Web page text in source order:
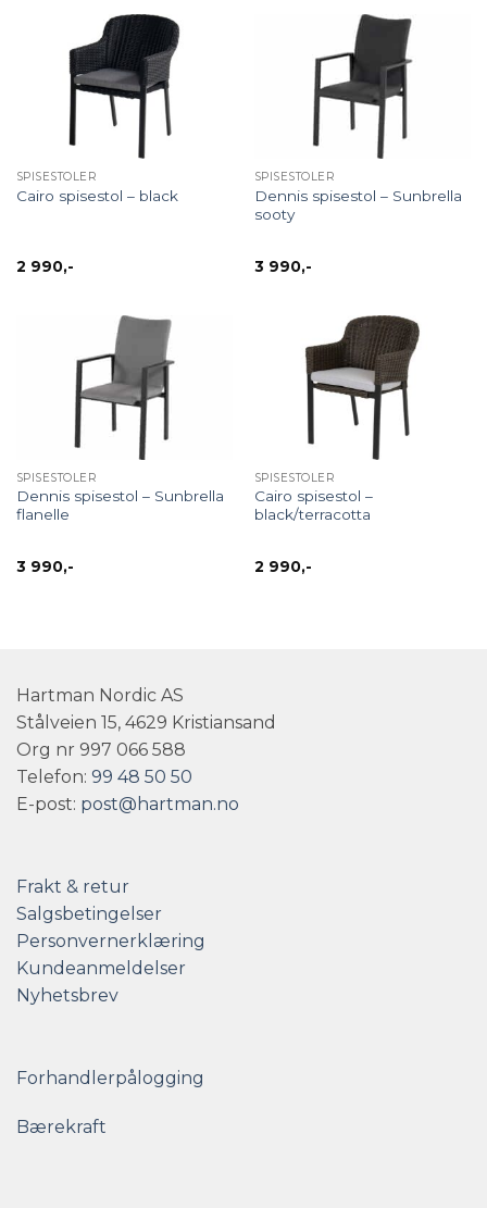
SPISESTOLER
Cairo spisestol – black
2 990,-
SPISESTOLER
Dennis spisestol – Sunbrella
sooty
3 990,-
SPISESTOLER
Dennis spisestol – Sunbrella
flanelle
3 990,-
SPISESTOLER
Cairo spisestol –
black/terracotta
2 990,-
Hartman Nordic AS
Stålveien 15, 4629 Kristiansand
Org nr 997 066 588
Telefon: 99 48 50 50
E-post: post@hartman.no
Frakt & retur
Salgsbetingelser
Personvernerklæring
Kundeanmeldelser
Nyhetsbrev
Forhandlerpålogging
Bærekraft